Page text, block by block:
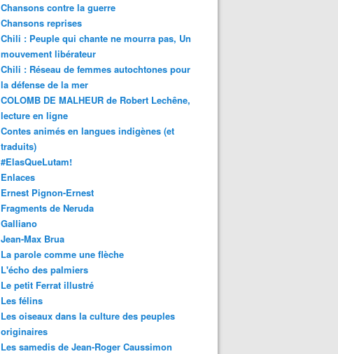
Chansons contre la guerre
Chansons reprises
Chili : Peuple qui chante ne mourra pas, Un
mouvement libérateur
Chili : Réseau de femmes autochtones pour
la défense de la mer
COLOMB DE MALHEUR de Robert Lechêne,
lecture en ligne
Contes animés en langues indigènes (et
traduits)
#ElasQueLutam!
Enlaces
Ernest Pignon-Ernest
Fragments de Neruda
Galliano
Jean-Max Brua
La parole comme une flèche
L'écho des palmiers
Le petit Ferrat illustré
Les félins
Les oiseaux dans la culture des peuples
originaires
Les samedis de Jean-Roger Caussimon